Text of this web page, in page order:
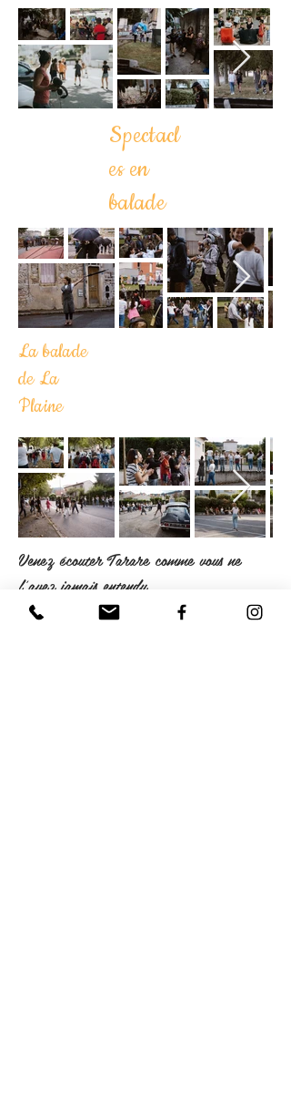
Spectacl
es en
balade
La balade
de La
Plaine
Venez écouter Tarare comme vous ne
l'avez jamais entendu
Tarare est composé de 8 quartiers,